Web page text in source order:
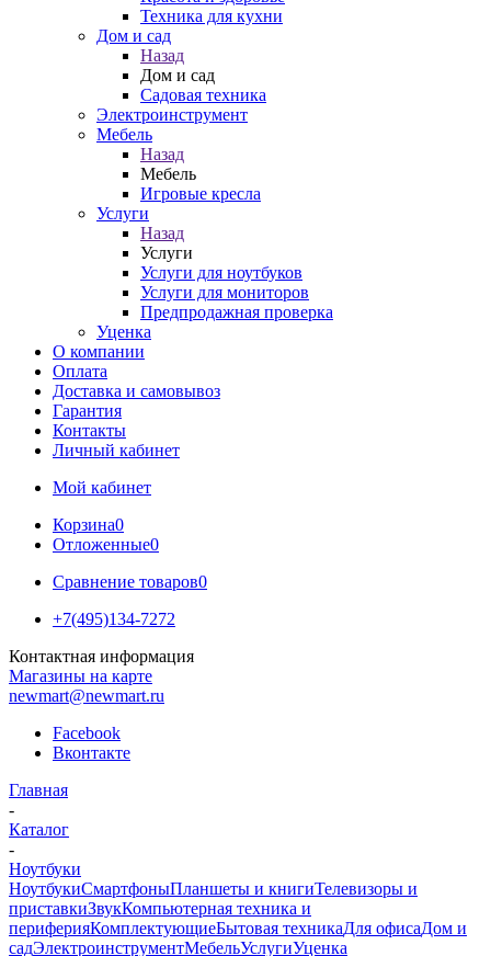
Техника для кухни
Дом и сад
Назад
Дом и сад
Садовая техника
Электроинструмент
Мебель
Назад
Мебель
Игровые кресла
Услуги
Назад
Услуги
Услуги для ноутбуков
Услуги для мониторов
Предпродажная проверка
Уценка
О компании
Оплата
Доставка и самовывоз
Гарантия
Контакты
Личный кабинет
Мой кабинет
Корзина0
Отложенные0
Сравнение товаров0
+7(495)134-7272
Контактная информация
Магазины на карте
newmart@newmart.ru
Facebook
Вконтакте
Главная
-
Каталог
-
Ноутбуки
НоутбукиСмартфоныПланшеты и книгиТелевизоры и
приставкиЗвукКомпьютерная техника и
периферияКомплектующиеБытовая техникаДля офисаДом и
садЭлектроинструментМебельУслугиУценка